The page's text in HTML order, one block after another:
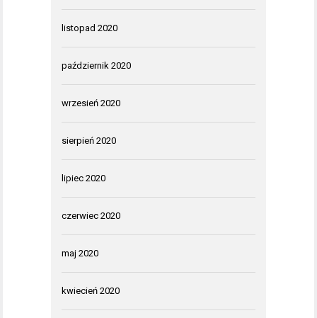
listopad 2020
październik 2020
wrzesień 2020
sierpień 2020
lipiec 2020
czerwiec 2020
maj 2020
kwiecień 2020